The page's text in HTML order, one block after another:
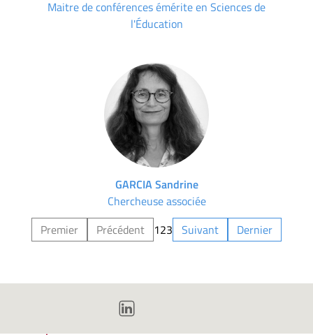
Maitre de conférences émérite en Sciences de
l'Éducation
GARCIA Sandrine
Chercheuse associée
Premier
Précédent 123 Suivant Dernier